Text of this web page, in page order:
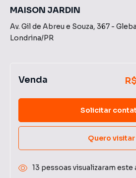
MAISON JARDIN
Av. Gil de Abreu e Souza, 367 -
Londrina/PR
Venda
Solicitar
Quero visitar
13 pessoas visualizaram este